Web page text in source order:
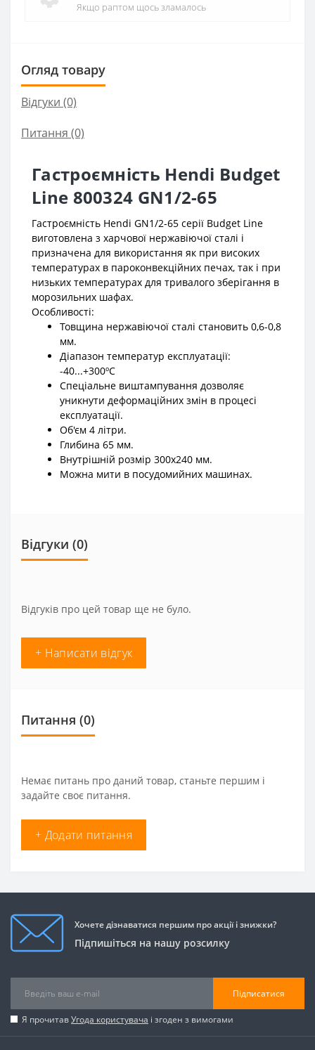
Якщо раптом щось зламалось
Огляд товару
Відгуки (0)
Питання (0)
Гастроємність Hendi Budget
Line 800324 GN1/2-65
Гастроємність Hendi GN1/2-65 серії Budget Line
виготовлена з харчової нержавіючої сталі і
призначена для використання як при високих
температурах в пароконвекційних печах, так і при
низьких температурах для тривалого зберігання в
морозильних шафах.
Особливості:
Товщина нержавіючої сталі становить 0,6-0,8
мм.
Діапазон температур експлуатації:
-40...+300ºС
Спеціальне виштампування дозволяє
уникнути деформаційних змін в процесі
експлуатації.
Об'єм 4 літри.
Глибина 65 мм.
Внутрішній розмір 300х240 мм.
Можна мити в посудомийних машинах.
Відгуки (0)
Відгуків про цей товар ще не було.
+ Написати відгук
Питання (0)
Немає питань про даний товар, станьте першим і
задайте своє питання.
+ Додати питання
Хочете дізнаватися першим про акції і знижки?
Підпишіться на нашу розсилку
Підписатися
Я прочитавУгода користувача і згоден з вимогами